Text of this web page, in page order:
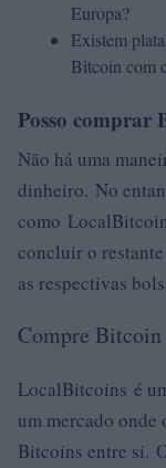
Europa?
Existem
Bitcoin com
Posso comprar
Não há uma
dinheiro. No
como
concluir o
as respectivas
Compre Bitcoin
LocalBitcoins é
um mercado onde
Bitcoins entre si.